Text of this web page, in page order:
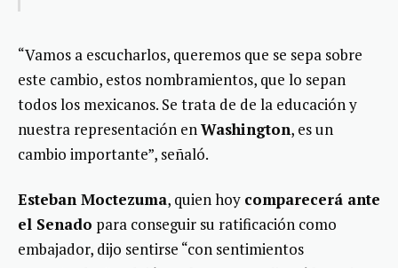
“Vamos a escucharlos, queremos que se sepa sobre
este cambio, estos nombramientos, que lo sepan
todos los mexicanos. Se trata de de la educación y
nuestra representación en Washington, es un
cambio importante”, señaló.
Esteban Moctezuma, quien hoy comparecerá ante
el Senado para conseguir su ratificación como
embajador, dijo sentirse “con sentimientos